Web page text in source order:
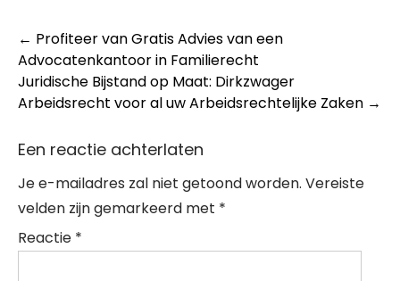
Post
navigation
← Profiteer van Gratis Advies van een
Advocatenkantoor in Familierecht
Juridische Bijstand op Maat: Dirkzwager
Arbeidsrecht voor al uw Arbeidsrechtelijke Zaken →
Een reactie achterlaten
Je e-mailadres zal niet getoond worden. Vereiste
velden zijn gemarkeerd met *
Reactie *